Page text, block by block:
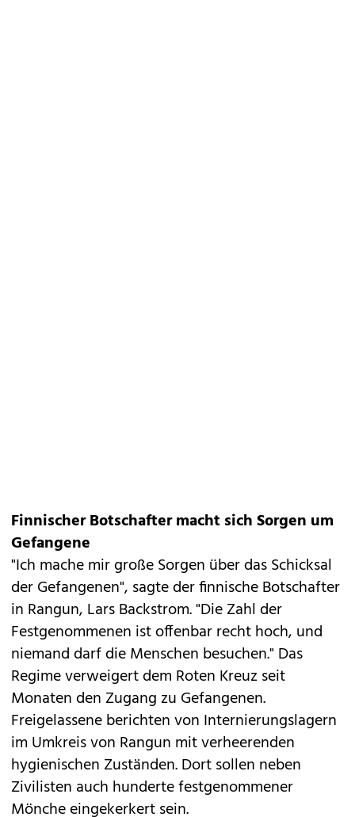
Finnischer Botschafter macht sich Sorgen um
Gefangene
"Ich mache mir große Sorgen über das Schicksal
der Gefangenen", sagte der finnische Botschafter
in Rangun, Lars Backstrom. "Die Zahl der
Festgenommenen ist offenbar recht hoch, und
niemand darf die Menschen besuchen." Das
Regime verweigert dem Roten Kreuz seit
Monaten den Zugang zu Gefangenen.
Freigelassene berichten von Internierungslagern
im Umkreis von Rangun mit verheerenden
hygienischen Zuständen. Dort sollen neben
Zivilisten auch hunderte festgenommener
Mönche eingekerkert sein.